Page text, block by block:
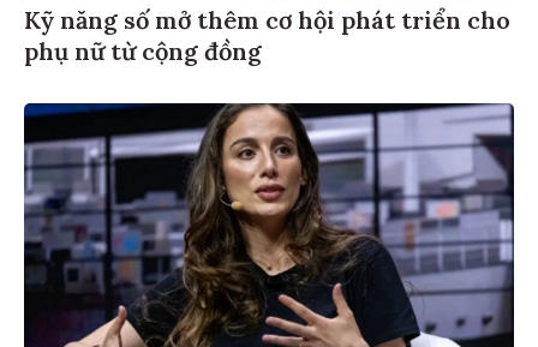
Kỹ năng số mở thêm cơ hội phát triển cho
phụ nữ từ cộng đồng